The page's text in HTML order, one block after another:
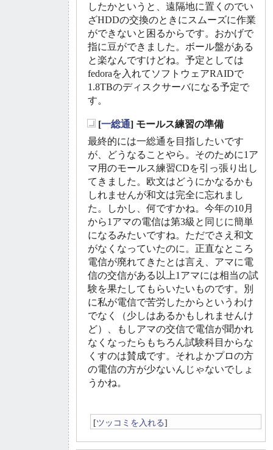
したかというと、遠隔地に置くのでい
ざHDDの交換のときにスムーズに作業
ができないと困るからです。おかげで
指に豆ができました。ボール盤がある
と楽なんですけどね。予定としては
fedoraを入れてソフトウェアRAIDで
1.8TBのディスクサーバになる予定で
す。
[一総通] モールス練習の準備
最終的には一総通を目指したいです
が、どうなることやら。そのために1ア
マ用のモールス練習CDを引っ張り出し
てきました。欧文はどうにかなるかも
しれませんが和文は完全に忘れまし
た。しかし、何ですかね。今年の10月
から1アマの電信は第3級と同じに簡単
になるみたいですね。ただでさえ和文
がなくなっていたのに。正直なところ
電信が廃れてきたとは言え、アマに電
信の交信がある以上1アマには相当の試
験を果たしてもらいたいものです。別
に私が電信で苦労したからというわけ
でなく（少しはあるかもしれませんけ
ど）、もしアマの交信で電信が聞かれ
なくなったらもちろん試験科目からな
くすのは賛成です。それよかプロの方
の電信の方が少ないんじゃないでしょ
うかね。
[ツッコミを入れる]